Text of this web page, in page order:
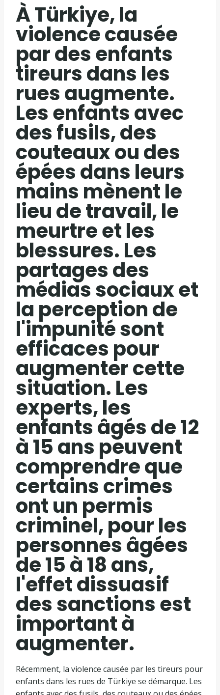
À Türkiye, la
violence causée
par des enfants
tireurs dans les
rues augmente.
Les enfants avec
des fusils, des
couteaux ou des
épées dans leurs
mains mènent le
lieu de travail, le
meurtre et les
blessures. Les
partages des
médias sociaux et
la perception de
l'impunité sont
efficaces pour
augmenter cette
situation. Les
experts, les
enfants âgés de 12
à 15 ans peuvent
comprendre que
certains crimes
ont un permis
criminel, pour les
personnes âgées
de 15 à 18 ans,
l'effet dissuasif
des sanctions est
important à
augmenter.
Récemment, la violence causée par les tireurs pour
enfants dans les rues de Türkiye se démarque. Les